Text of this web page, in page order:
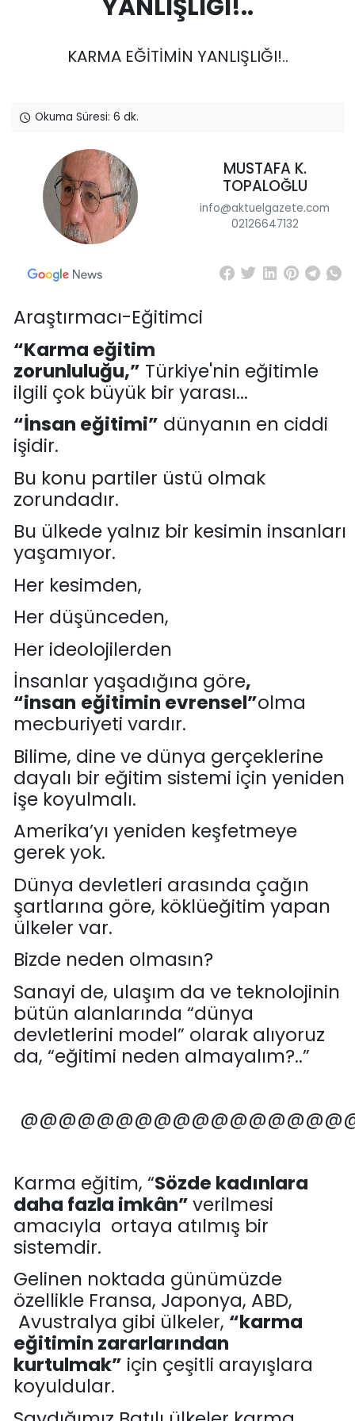
YANLIŞLIĞI!..
KARMA EĞİTİMİN YANLIŞLIĞI!..
Okuma Süresi: 6 dk.
MUSTAFA K.
TOPALOĞLU
info@aktuelgazete.com
02126647132
Araştırmacı-Eğitimci
“Karma eğitim
zorunluluğu,” Türkiye'nin eğitimle
ilgili çok büyük bir yarası...
“İnsan eğitimi” dünyanın en ciddi
işidir.
Bu konu partiler üstü olmak
zorundadır.
Bu ülkede yalnız bir kesimin insanları
yaşamıyor.
Her kesimden,
Her düşünceden,
Her ideolojilerden
İnsanlar yaşadığına göre,
“insan eğitimin evrensel”olma
mecburiyeti vardır.
Bilime, dine ve dünya gerçeklerine
dayalı bir eğitim sistemi için yeniden
işe koyulmalı.
Amerika’yı yeniden keşfetmeye
gerek yok.
Dünya devletleri arasında çağın
şartlarına göre, köklüeğitim yapan
ülkeler var.
Bizde neden olmasın?
Sanayi de, ulaşım da ve teknolojinin
bütün alanlarında “dünya
devletlerini model” olarakalıyoruz
da, “eğitimi neden almayalım?..”
Karma eğitim, “Sözde kadınlara
daha fazla imkân”verilmesi
amacıyla ortaya atılmış bir
sistemdir.
Gelinen noktada günümüzde
özellikle Fransa, Japonya, ABD,
Avustralya gibi ülkeler, “karma
eğitimin zararlarından
kurtulmak” için çeşitli arayışlara
koyuldular.